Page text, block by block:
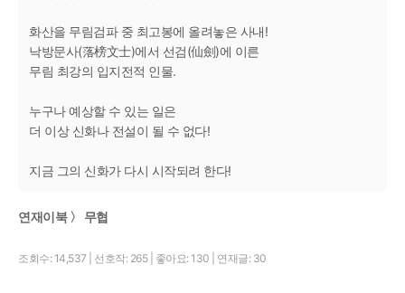
화산을 무림검파 중 최고봉에 올려놓은 사내!
낙방문사(落榜文士)에서 선검(仙劍)에 이른
무림 최강의 입지전적 인물.
누구나 예상할 수 있는 일은
더 이상 신화나 전설이 될 수 없다!
지금 그의 신화가 다시 시작되려 한다!
연재이북 〉 무협
조회수: 14,537 선호작: 265 좋아요: 130 연재글: 30